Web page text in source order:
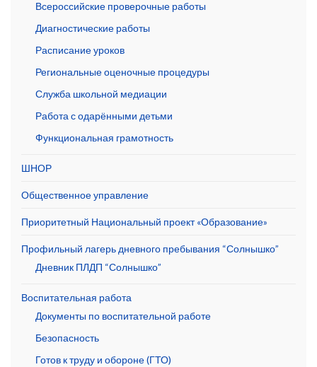
Всероссийские проверочные работы
Диагностические работы
Расписание уроков
Региональные оценочные процедуры
Служба школьной медиации
Работа с одарёнными детьми
Функциональная грамотность
ШНОР
Общественное управление
Приоритетный Национальный проект «Образование»
Профильный лагерь дневного пребывания “Солнышко”
Дневник ПЛДП “Солнышко”
Воспитательная работа
Документы по воспитательной работе
Безопасность
Готов к труду и обороне (ГТО)